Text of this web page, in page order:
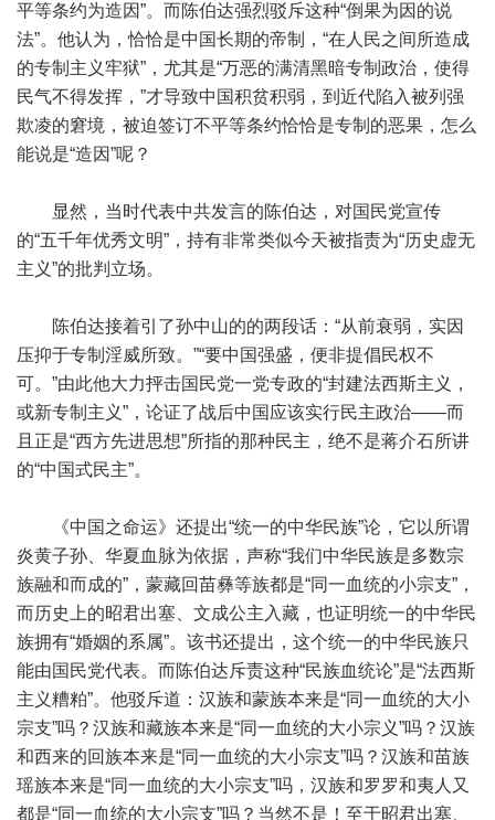
平等条约为造因”。而陈伯达强烈驳斥这种“倒果为因的说
法”。他认为，恰恰是中国长期的帝制，“在人民之间所造成
的专制主义牢狱”，尤其是“万恶的满清黑暗专制政治，使得
民气不得发挥，”才导致中国积贫积弱，到近代陷入被列强
欺凌的窘境，被迫签订不平等条约恰恰是专制的恶果，怎么
能说是“造因”呢？
显然，当时代表中共发言的陈伯达，对国民党宣传
的“五千年优秀文明”，持有非常类似今天被指责为“历史虚无
主义”的批判立场。
陈伯达接着引了孙中山的的两段话：“从前衰弱，实因
压抑于专制淫威所致。”“要中国强盛，便非提倡民权不
可。”由此他大力抨击国民党一党专政的“封建法西斯主义，
或新专制主义”，论证了战后中国应该实行民主政治——而
且正是“西方先进思想”所指的那种民主，绝不是蒋介石所讲
的“中国式民主”。
《中国之命运》还提出“统一的中华民族”论，它以所谓
炎黄子孙、华夏血脉为依据，声称“我们中华民族是多数宗
族融和而成的”，蒙藏回苗彝等族都是“同一血统的小宗支”，
而历史上的昭君出塞、文成公主入藏，也证明统一的中华民
族拥有“婚姻的系属”。该书还提出，这个统一的中华民族只
能由国民党代表。而陈伯达斥责这种“民族血统论”是“法西斯
主义糟粕”。他驳斥道：汉族和蒙族本来是“同一血统的大小
宗支”吗？汉族和藏族本来是“同一血统的大小宗义”吗？汉族
和西来的回族本来是“同一血统的大小宗支”吗？汉族和苗族
瑶族本来是“同一血统的大小宗支”吗，汉族和罗罗和夷人又
都是“同一血统的大小宗支”吗？当然不是！至于昭君出塞、